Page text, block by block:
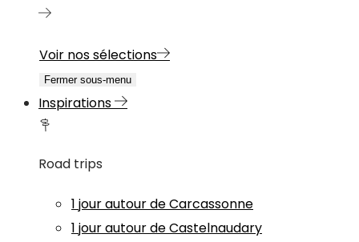
Voir nos sélections
Fermer sous-menu
Inspirations
Road trips
1 jour autour de Carcassonne
1 jour autour de Castelnaudary